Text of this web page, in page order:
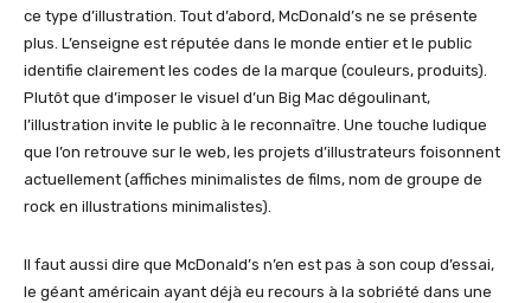
ce type d’illustration. Tout d’abord, McDonald’s ne se présente
plus. L’enseigne est réputée dans le monde entier et le public
identifie clairement les codes de la marque (couleurs, produits).
Plutôt que d’imposer le visuel d’un Big Mac dégoulinant,
l’illustration invite le public à le reconnaître. Une touche ludique
que l’on retrouve sur le web, les projets d’illustrateurs foisonnent
actuellement (affiches minimalistes de films, nom de groupe de
rock en illustrations minimalistes).
Il faut aussi dire que McDonald’s n’en est pas à son coup d’essai,
le géant américain ayant déjà eu recours à la sobriété dans une